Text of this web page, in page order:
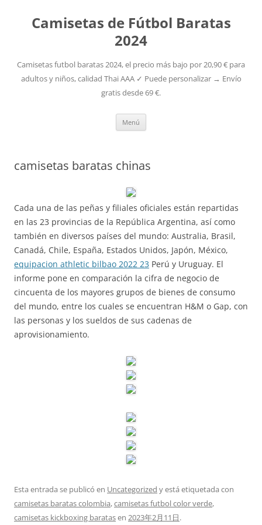
Camisetas de Fútbol Baratas
2024
Camisetas futbol baratas 2024, el precio más bajo por 20,90 € para
adultos y niños, calidad Thai AAA ✓ Puede personalizar → Envío
gratis desde 69 €.
Menú
camisetas baratas chinas
Cada una de las peñas y filiales oficiales están repartidas
en las 23 provincias de la República Argentina, así como
también en diversos países del mundo: Australia, Brasil,
Canadá, Chile, España, Estados Unidos, Japón, México,
equipacion athletic bilbao 2022 23 Perú y Uruguay. El
informe pone en comparación la cifra de negocio de
cincuenta de los mayores grupos de bienes de consumo
del mundo, entre los cuales se encuentran H&M o Gap, con
las personas y los sueldos de sus cadenas de
aprovisionamiento.
Esta entrada se publicó en Uncategorized y está etiquetada con
camisetas baratas colombia,camisetas futbol color verde,
camisetas kickboxing baratasen 2023年2月11日.